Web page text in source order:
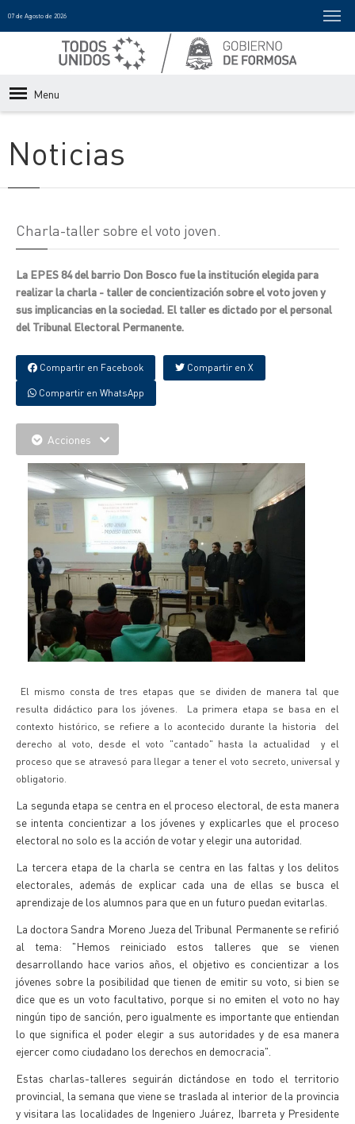
07 de Agosto de 2026
Menu
Noticias
Charla-taller sobre el voto joven.
La EPES 84 del barrio Don Bosco fue la institución elegida para
realizar la charla - taller de concientización sobre el voto joven y
sus implicancias en la sociedad. El taller es dictado por el personal
del Tribunal Electoral Permanente.
Compartir en Facebook Compartir en X
Compartir en WhatsApp
Acciones
El mismo consta de tres etapas que se dividen de manera tal que
resulta didáctico para los jóvenes. La primera etapa se basa en el
contexto histórico, se refiere a lo acontecido durante la historia del
derecho al voto, desde el voto "cantado" hasta la actualidad y el
proceso que se atravesó para llegar a tener el voto secreto, universal y
obligatorio.
La segunda etapa se centra en el proceso electoral, de esta manera
se intenta concientizar a los jóvenes y explicarles que el proceso
electoral no solo es la acción de votar y elegir una autoridad.
La tercera etapa de la charla se centra en las faltas y los delitos
electorales, además de explicar cada una de ellas se busca el
aprendizaje de los alumnos para que en un futuro puedan evitarlas.
La doctora Sandra Moreno Jueza del Tribunal Permanente se refirió
al tema: "Hemos reiniciado estos talleres que se vienen
desarrollando hace varios años, el objetivo es concientizar a los
jóvenes sobre la posibilidad que tienen de emitir su voto, si bien se
dice que es un voto facultativo, porque si no emiten el voto no hay
ningún tipo de sanción, pero igualmente es importante que entiendan
lo que significa el poder elegir a sus autoridades y de esa manera
ejercer como ciudadano los derechos en democracia".
Estas charlas-talleres seguirán dictándose en todo el territorio
provincial, la semana que viene se traslada al interior de la provincia
y visitara las localidades de Ingeniero Juárez, Ibarreta y Presidente